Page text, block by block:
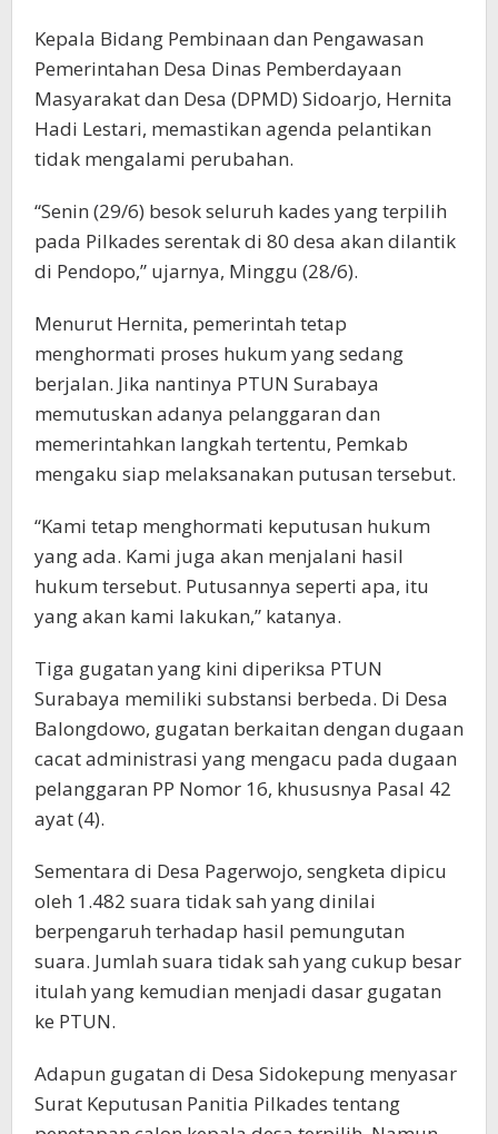
Kepala Bidang Pembinaan dan Pengawasan
Pemerintahan Desa Dinas Pemberdayaan
Masyarakat dan Desa (DPMD) Sidoarjo, Hernita
Hadi Lestari, memastikan agenda pelantikan
tidak mengalami perubahan.
“Senin (29/6) besok seluruh kades yang terpilih
pada Pilkades serentak di 80 desa akan dilantik
di Pendopo,” ujarnya, Minggu (28/6).
Menurut Hernita, pemerintah tetap
menghormati proses hukum yang sedang
berjalan. Jika nantinya PTUN Surabaya
memutuskan adanya pelanggaran dan
memerintahkan langkah tertentu, Pemkab
mengaku siap melaksanakan putusan tersebut.
“Kami tetap menghormati keputusan hukum
yang ada. Kami juga akan menjalani hasil
hukum tersebut. Putusannya seperti apa, itu
yang akan kami lakukan,” katanya.
Tiga gugatan yang kini diperiksa PTUN
Surabaya memiliki substansi berbeda. Di Desa
Balongdowo, gugatan berkaitan dengan dugaan
cacat administrasi yang mengacu pada dugaan
pelanggaran PP Nomor 16, khususnya Pasal 42
ayat (4).
Sementara di Desa Pagerwojo, sengketa dipicu
oleh 1.482 suara tidak sah yang dinilai
berpengaruh terhadap hasil pemungutan
suara. Jumlah suara tidak sah yang cukup besar
itulah yang kemudian menjadi dasar gugatan
ke PTUN.
Adapun gugatan di Desa Sidokepung menyasar
Surat Keputusan Panitia Pilkades tentang